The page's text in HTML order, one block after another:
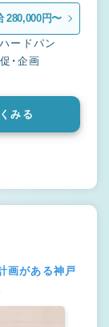
280,000円〜
ードパン
・企画
みる
画がある神戸